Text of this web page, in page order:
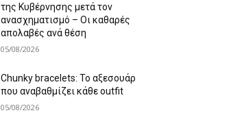
της Κυβέρνησης μετά τον
ανασχηματισμό – Οι καθαρές
απολαβές ανά θέση
05/08/2026
Chunky bracelets: Το αξεσουάρ
που αναβαθμίζει κάθε outfit
05/08/2026